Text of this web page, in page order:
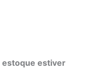
estoque estiver